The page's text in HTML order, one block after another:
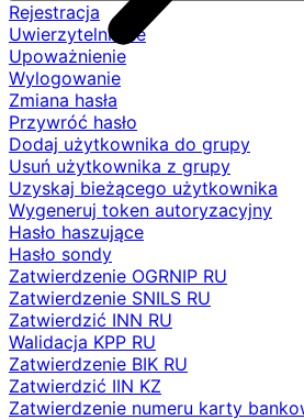
Rejestracja
Uwierzytelnianie
Upoważnienie
Wylogowanie
Zmiana hasła
Przywróć hasło
Dodaj użytkownika do grupy
Usuń użytkownika z grupy
Uzyskaj bieżącego użytkownika
Wygeneruj token autoryzacyjny
Hasło haszujące
Hasło sondy
Zatwierdzenie OGRNIP RU
Zatwierdzenie SNILS RU
Zatwierdzić INN RU
Walidacja KPP RU
Zatwierdzenie BIK RU
Zatwierdzić IIN KZ
Zatwierdzenie numeru karty